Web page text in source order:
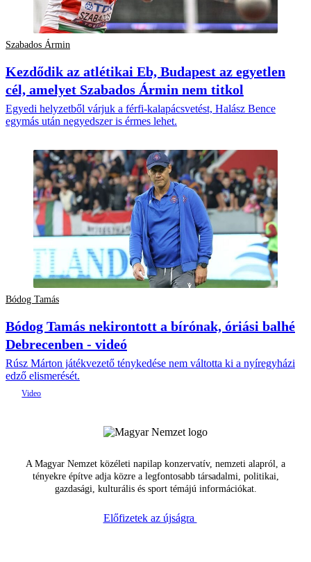
Szabados Ármin
Kezdődik az atlétikai Eb, Budapest az egyetlen
cél, amelyet Szabados Ármin nem titkol
Egyedi helyzetből várjuk a férfi-kalapácsvetést, Halász Bence
egymás után negyedszer is érmes lehet.
Bódog Tamás
Bódog Tamás nekirontott a bírónak, óriási balhé
Debrecenben - videó
Rúsz Márton játékvezető ténykedése nem váltotta ki a nyíregyházi
edző elismerését.
A Magyar Nemzet közéleti napilap konzervatív, nemzeti alapról, a
tényekre építve adja közre a legfontosabb társadalmi, politikai,
gazdasági, kulturális és sport témájú információkat.
Előfizetek az újságra